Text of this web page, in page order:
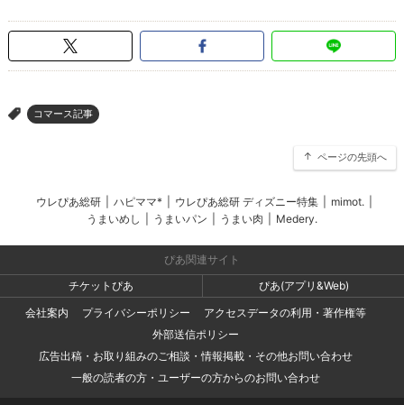
> コマース記事
ページの先頭へ
ウレぴあ総研 ハピママ* ウレぴあ総研 ディズニー特集 mimot.
うまいめし
うまいパン うまい肉 Medery.
ぴあ関連サイト
チケットぴあ
ぴあ(アプリ&Web)
会社案内
プライバシーポリシー
アクセスデータの利用・著作権等
外部送信ポリシー
広告出稿・お取り組みのご相談・情報掲載・その他お問い合わせ
一般の読者の方・ユーザーの方からのお問い合わせ